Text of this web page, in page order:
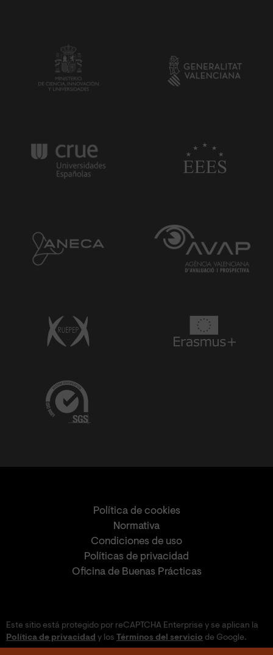
Política de cookies
Normativa
Condiciones de uso
Políticas de privacidad
Oficina de Buenas Prácticas
Este sitio está protegido por reCAPTCHA Enterprise y se aplican la
Política de privacidad y los Términos del servicio de Google.